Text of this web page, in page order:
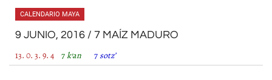
CALENDARIO MAYA
9 JUNIO, 2016 / 7 MAÍZ MADURO
13. 0. 3. 9. 4
7k’an 7sotz’